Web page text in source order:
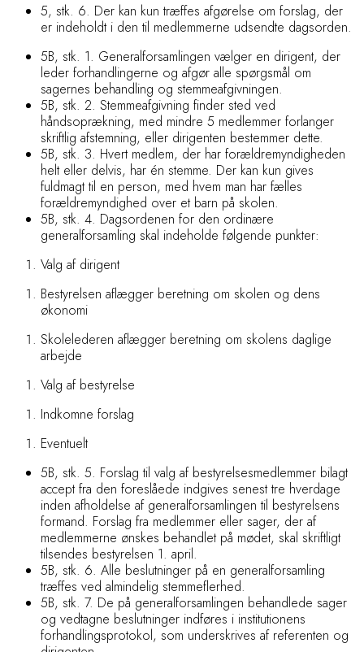
5, stk. 6. Der kan kun træffes afgørelse om forslag, der
er indeholdt i den til medlemmerne udsendte dagsorden.
5B, stk. 1. Generalforsamlingen vælger en dirigent, der
leder forhandlingerne og afgør alle spørgsmål om
sagernes behandling og stemmeafgivningen.
5B, stk. 2. Stemmeafgivning finder sted ved
håndsoprækning, med mindre 5 medlemmer forlanger
skriftlig afstemning, eller dirigenten bestemmer dette.
5B, stk. 3. Hvert medlem, der har forældremyndigheden
helt eller delvis, har én stemme. Der kan kun gives
fuldmagt til en person, med hvem man har fælles
forældremyndighed over et barn på skolen.
5B, stk. 4. Dagsordenen for den ordinære
generalforsamling skal indeholde følgende punkter:
Valg af dirigent
Bestyrelsen aflægger beretning om skolen og dens
økonomi
Skolelederen aflægger beretning om skolens daglige
arbejde
Valg af bestyrelse
Indkomne forslag
Eventuelt
5B, stk. 5. Forslag til valg af bestyrelsesmedlemmer bilagt
accept fra den foreslåede indgives senest tre hverdage
inden afholdelse af generalforsamlingentil bestyrelsens
formand. Forslag fra medlemmer eller sager, der af
medlemmerne ønskes behandlet på mødet, skal skriftligt
tilsendes bestyrelsen 1. april.
5B, stk. 6. Alle beslutninger på en generalforsamling
træffes ved almindelig stemmeflerhed.
5B, stk. 7. De på generalforsamlingen behandlede sager
og vedtagne beslutninger indføres i institutionens
forhandlingsprotokol, som underskrives af referenten og